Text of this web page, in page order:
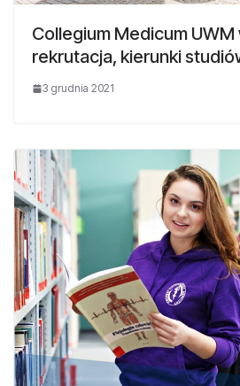
Collegium Medicum
rekrutacja, kierunki
3 grudnia 2021